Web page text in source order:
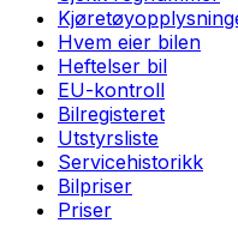
Hvem eier bilen
Heftelser bil
EU-kontroll
Bilregisteret
Utstyrsliste
Servicehistorikk
Bilpriser
Priser